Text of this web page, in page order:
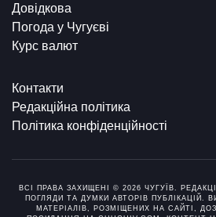
Довідкова
Погода у Чугуєві
Курс валют
Контакти
Редакційна політика
Політика конфіденційності
ВСІ ПРАВА ЗАХИЩЕНІ © 2026 ЧУГУЇВ.
ПОГЛЯДИ ТА ДУМКИ АВТОРІВ ПУБЛІКАЦІЙ.
МАТЕРІАЛІВ, РОЗМІЩЕНИХ НА САЙТІ,